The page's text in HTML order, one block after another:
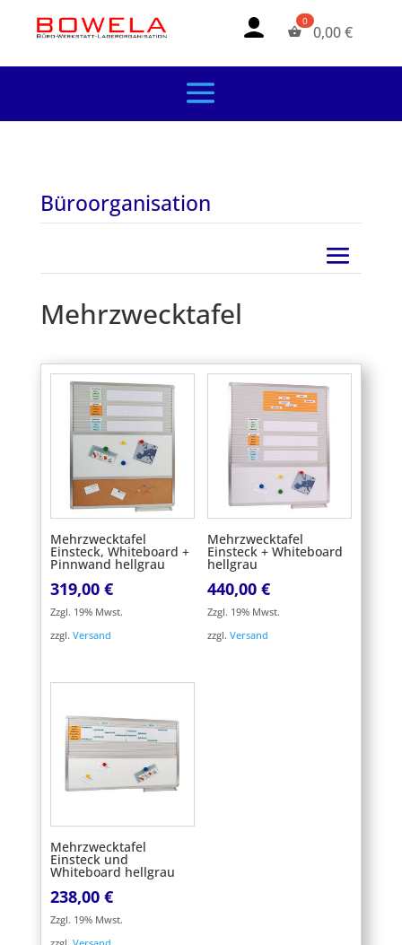
0,00€
Büroorganisation
Mehrzwecktafel
Mehrzwecktafel
Einsteck, Whiteboard +
Pinnwand hellgrau
319,00 €
Zzgl. 19% Mwst.
zzgl. Versand
Mehrzwecktafel
Einsteck + Whiteboard
hellgrau
440,00 €
Zzgl. 19% Mwst.
zzgl. Versand
Mehrzwecktafel
Einsteck und
Whiteboard hellgrau
238,00 €
Zzgl. 19% Mwst.